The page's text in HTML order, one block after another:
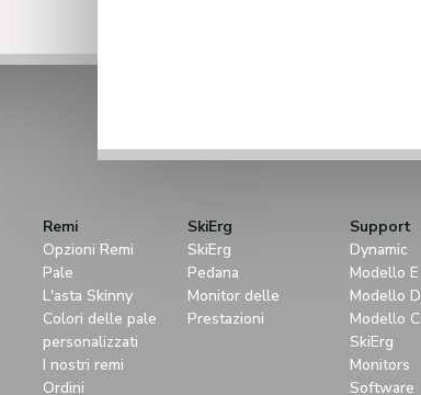
Remi
Opzioni Remi
Pale
L'asta Skinny
Colori delle pale
personalizzati
I nostri remi
Ordini
SkiErg
SkiErg
Pedana
Monitor delle
Prestazioni
Support
Dynamic
Modello E
Modello D
Modello C
SkiErg
Monitors
Software